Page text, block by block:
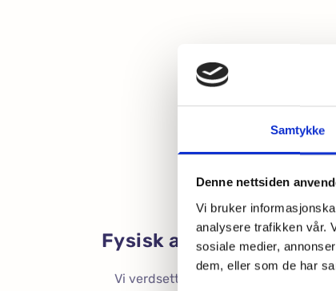
Samtykke
Denne nettsiden
Vi bruker
analysere trafikken vår.
sosiale medier,
dem, eller som de har
Fysisk aktivitet og
Vi verdsetter frisk luft og har to flotte